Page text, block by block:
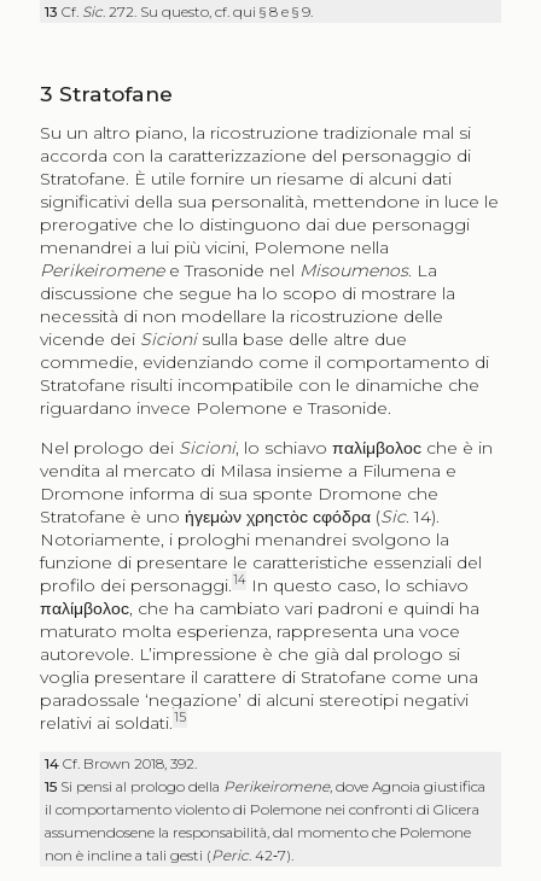
13Cf. Sic. 272. Su questo, cf. qui § 8 e § 9.
3 Stratofane
Su un altro piano, la ricostruzione tradizionale mal si
accorda con la caratterizzazione del personaggio di
Stratofane. È utile fornire un riesame di alcuni dati
significativi della sua personalità, mettendone in luce le
prerogative che lo distinguono dai due personaggi
menandrei a lui più vicini, Polemone nella
Perikeiromenee Trasonide nel Misoumenos. La
discussione che segue ha lo scopo di mostrare la
necessità di non modellare la ricostruzione delle
vicende dei Sicionisulla base delle altre due
commedie, evidenziando come il comportamento di
Stratofane risulti incompatibile con le dinamiche che
riguardano invece Polemone e Trasonide.
Nel prologo dei Sicioni, lo schiavo παλίμβολοϲche è in
vendita al mercato di Milasa insieme a Filumena e
Dromone informa di sua sponte Dromone che
Stratofane è uno ἡγεμὼν χρηϲτὸϲ ϲφόδρα(Sic. 14).
Notoriamente, i prologhi menandrei svolgono la
funzione di presentare le caratteristiche essenziali del
profilo dei personaggi.14In questo caso, lo schiavo
παλίμβολοϲ, che ha cambiato vari padroni e quindi ha
maturato molta esperienza, rappresenta una voce
autorevole. L’impressione è che già dal prologo si
voglia presentare il carattere di Stratofane come una
paradossale ‘negazione’ di alcuni stereotipi negativi
relativi ai soldati.15
14Cf. Brown 2018, 392.
15 Si pensi al prologo della Perikeiromene, dove Agnoia giustifica
il comportamento violento di Polemone nei confronti di Glicera
assumendosene la responsabilità, dal momento che Polemone
non è incline a tali gesti (Peric. 42‑7).